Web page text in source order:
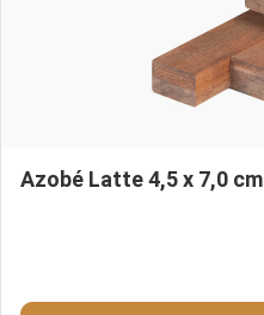
Azobé Latte 4,5 x 7,0 cm